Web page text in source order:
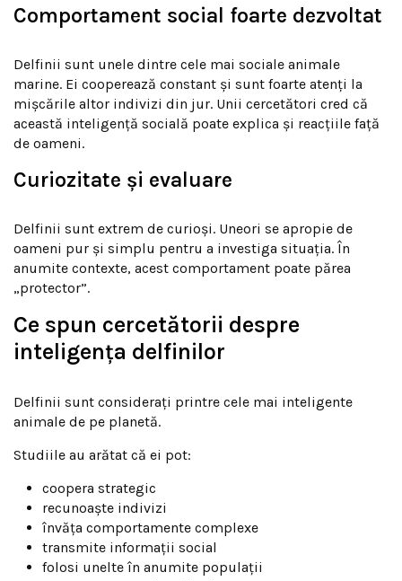
Comportament social foarte dezvoltat
Delfinii sunt unele dintre cele mai sociale animale
marine. Ei cooperează constant și sunt foarte atenți la
mișcările altor indivizi din jur. Unii cercetători cred că
această inteligență socială poate explica și reacțiile față
de oameni.
Curiozitate și evaluare
Delfinii sunt extrem de curioși. Uneori se apropie de
oameni pur și simplu pentru a investiga situația. În
anumite contexte, acest comportament poate părea
„protector”.
Ce spun cercetătorii despre
inteligența delfinilor
Delfinii sunt considerați printre cele mai inteligente
animale de pe planetă.
Studiile au arătat că ei pot:
coopera strategic
recunoaște indivizi
învăța comportamente complexe
transmite informații social
folosi unelte în anumite populații